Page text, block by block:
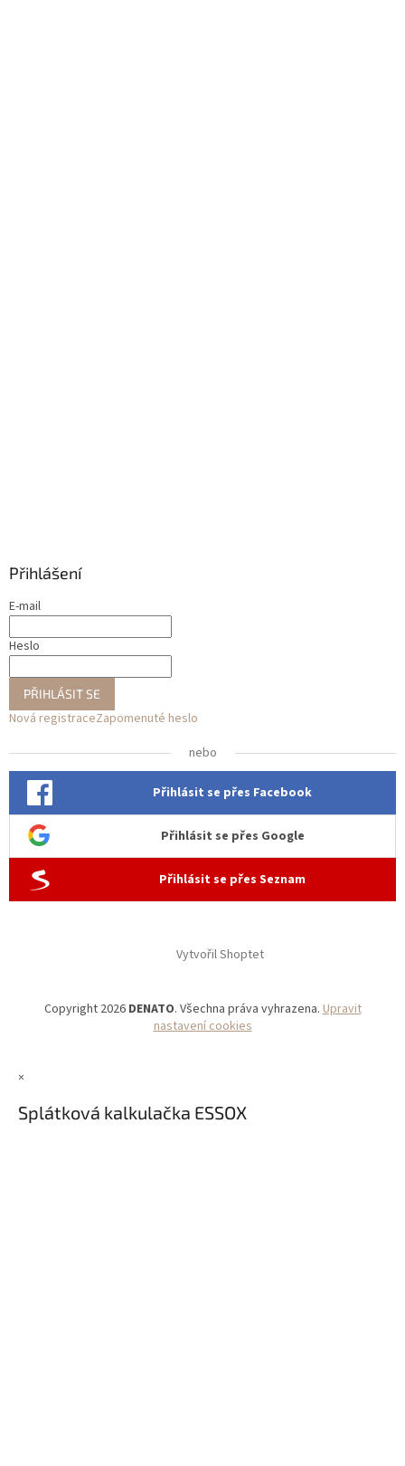
Přihlášení
E-mail
Heslo
PŘIHLÁSIT SE
Nová registraceZapomenuté heslo
nebo
Přihlásit se přes Facebook
Přihlásit se přes Google
Přihlásit se přes Seznam
Vytvořil Shoptet
Copyright 2026 DENATO. Všechna práva vyhrazena.Upravit
nastavení cookies
×
Splátková kalkulačka ESSOX